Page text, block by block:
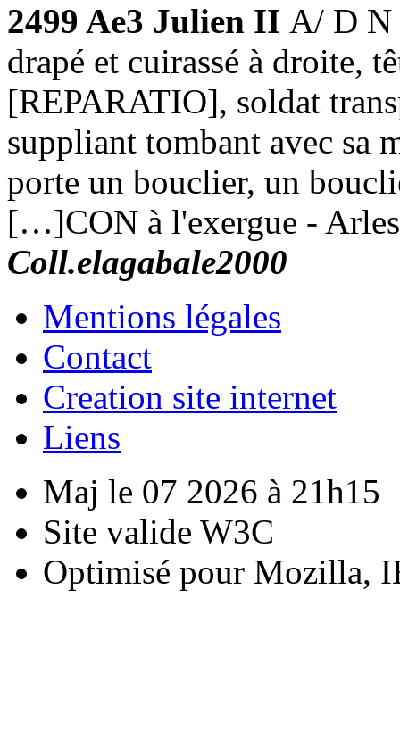
2499 Ae3 Julien II A/ D N
drapé et cuirassé à droite,
[REPARATIO], soldat
suppliant tombant avec sa
porte un bouclier, un
[…]CON à l'exergue -
Coll.elagabale2000
Mentions légales
Contact
Creation site internet
Liens
Maj le 07 2026 à 21h15
Site valide W3C
Optimisé pour Mozilla,